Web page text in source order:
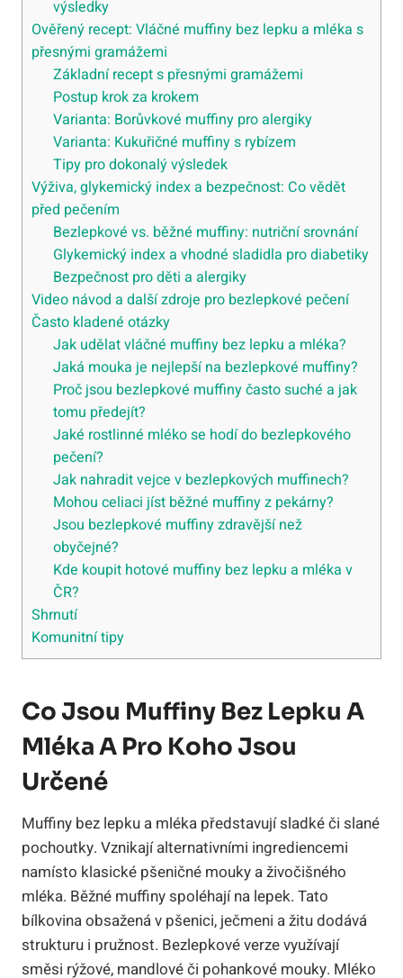
výsledky
Ověřený recept: Vláčné muffiny bez lepku a mléka s
přesnými gramážemi
Základní recept s přesnými gramážemi
Postup krok za krokem
Varianta: Borůvkové muffiny pro alergiky
Varianta: Kukuřičné muffiny s rybízem
Tipy pro dokonalý výsledek
Výživa, glykemický index a bezpečnost: Co vědět
před pečením
Bezlepkové vs. běžné muffiny: nutriční srovnání
Glykemický index a vhodné sladidla pro diabetiky
Bezpečnost pro děti a alergiky
Video návod a další zdroje pro bezlepkové pečení
Často kladené otázky
Jak udělat vláčné muffiny bez lepku a mléka?
Jaká mouka je nejlepší na bezlepkové muffiny?
Proč jsou bezlepkové muffiny často suché a jak
tomu předejít?
Jaké rostlinné mléko se hodí do bezlepkového
pečení?
Jak nahradit vejce v bezlepkových muffinech?
Mohou celiaci jíst běžné muffiny z pekárny?
Jsou bezlepkové muffiny zdravější než
obyčejné?
Kde koupit hotové muffiny bez lepku a mléka v
ČR?
Shrnutí
Komunitní tipy
Co Jsou Muffiny Bez Lepku A
Mléka A Pro Koho Jsou
Určené
Muffiny bez lepku a mléka představují sladké či slané
pochoutky. Vznikají alternativními ingrediencemi
namísto klasické pšeničné mouky a živočišného
mléka. Běžné muffiny spoléhají na lepek. Tato
bílkovina obsažená v pšenici, ječmeni a žitu dodává
strukturu i pružnost. Bezlepkové verze využívají
směsi rýžové, mandlové či pohankové mouky. Mléko